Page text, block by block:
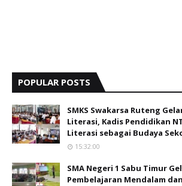
POPULAR POSTS
SMKS Swakarsa Ruteng
Literasi, Kadis Pendidikan
Literasi sebagai Budaya
15:32:00
SMA Negeri 1 Sabu Timur
Pembelajaran Mendalam